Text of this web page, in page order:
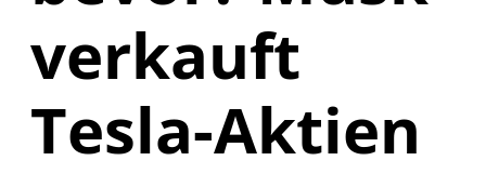
verkauft
Tesla-Aktien